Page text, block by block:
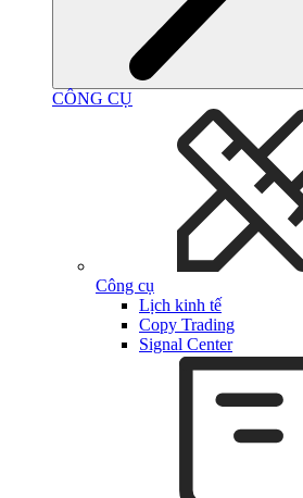
CÔNG CỤ
Công cụ
Lịch kinh tế
Copy Trading
Signal Center